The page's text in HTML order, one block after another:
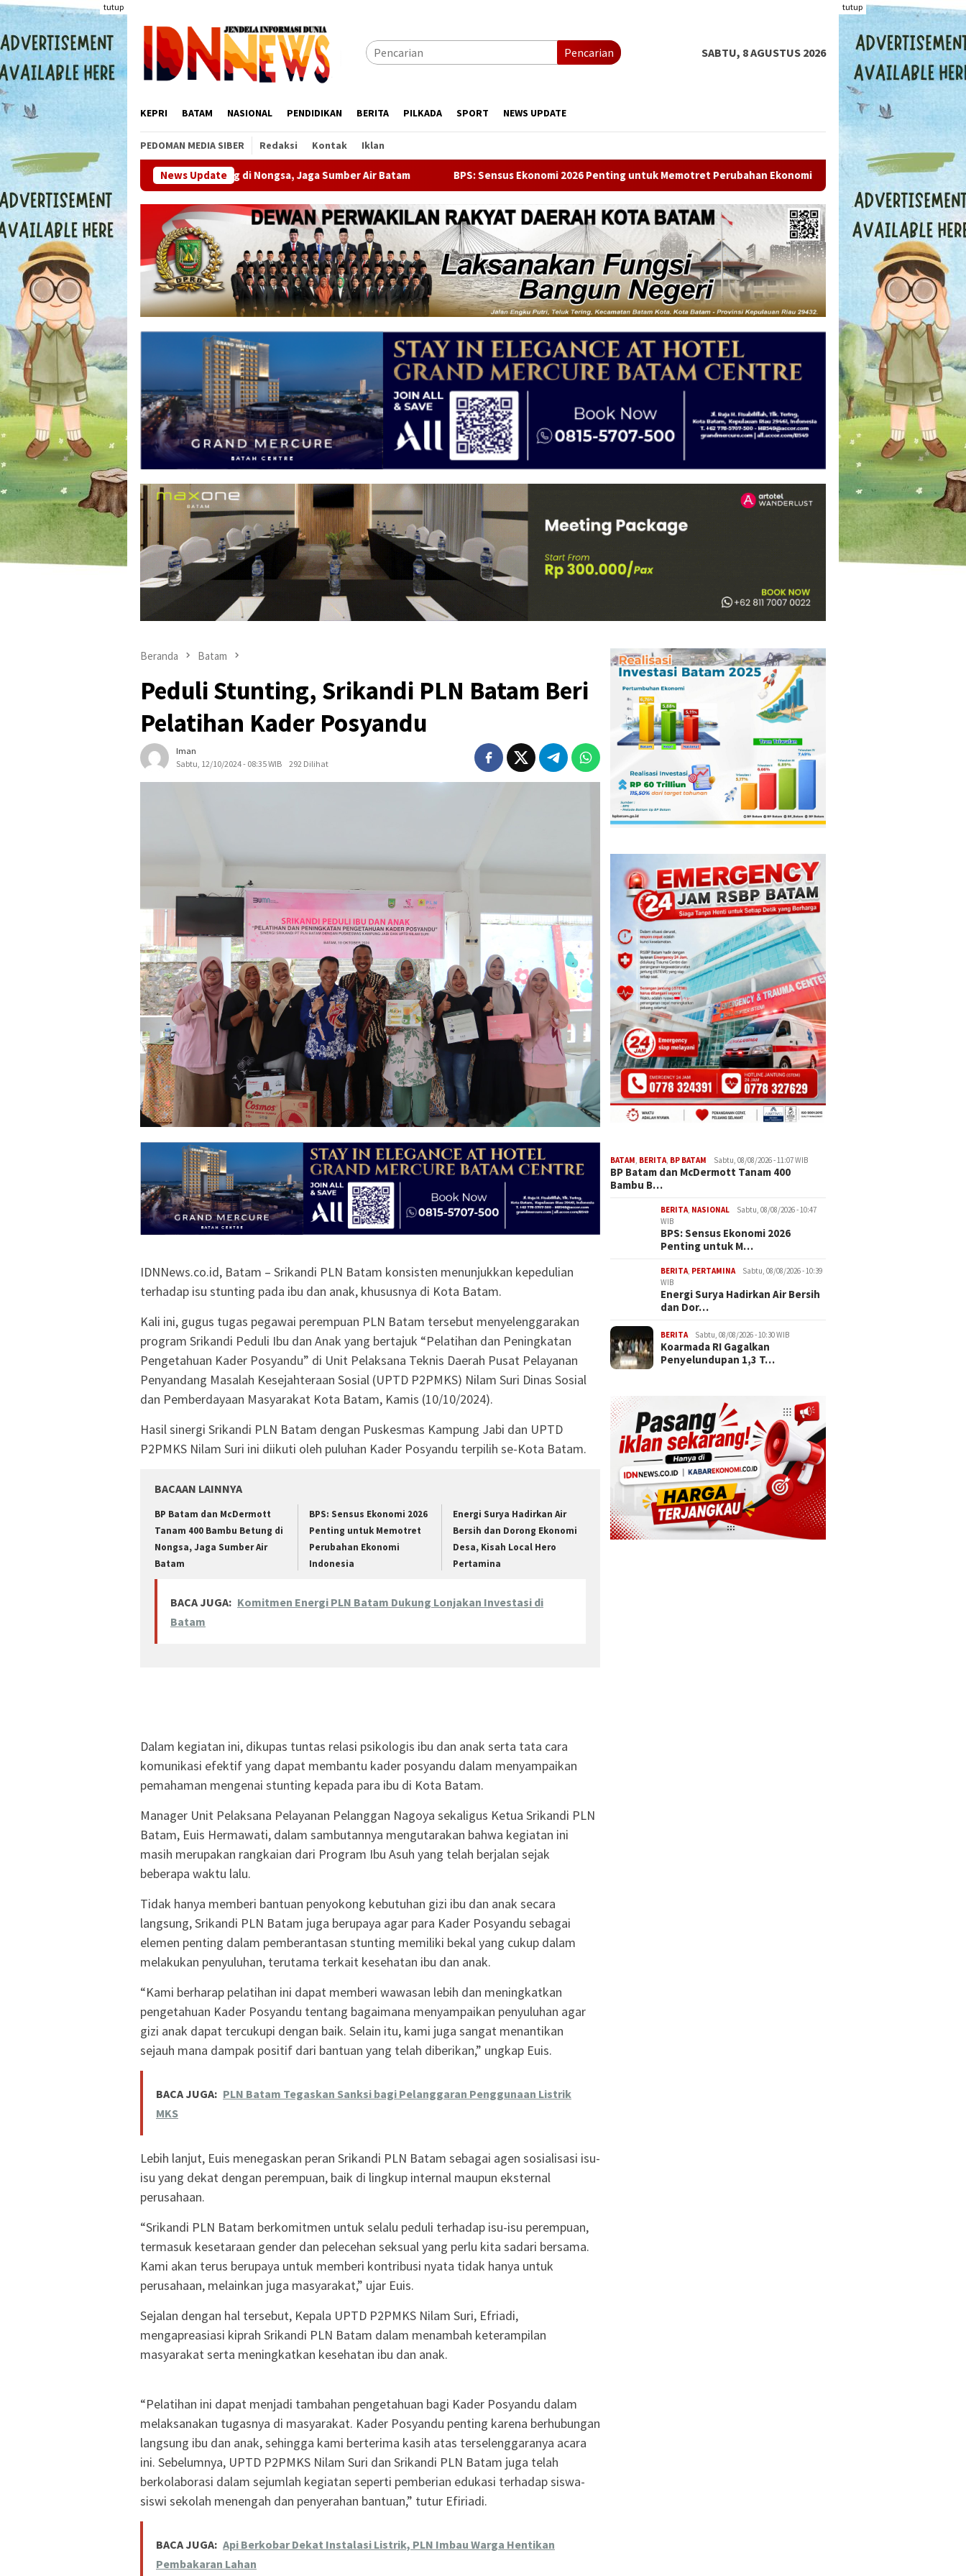
Loncat
ke
konten
tutup tutup
Pencarian SABTU, 8 AGUSTUS 2026
KEPRI BATAM NASIONAL PENDIDIKAN BERITA PILKADA SPORT NEWS UPDATE
PEDOMAN MEDIA SIBER Redaksi Kontak Iklan
News Update
400 Bambu Betung di Nongsa, Jaga Sumber Air Batam BPS: Sensus Ekonomi 2026 Penting untuk Memotret Perubahan Ekonomi Indonesia Energi Surya Hadirkan Air Bersih
Beranda Batam
Peduli Stunting, Srikandi PLN Batam Beri
Pelatihan Kader Posyandu
Iman
Sabtu, 12/10/2024 - 08:35 WIB
292 Dilihat
IDNNews.co.id, Batam – Srikandi PLN Batam konsisten menunjukkan kepedulian
terhadap isu stunting pada ibu dan anak, khususnya di Kota Batam.
Kali ini, gugus tugas pegawai perempuan PLN Batam tersebut menyelenggarakan
program Srikandi Peduli Ibu dan Anak yang bertajuk “Pelatihan dan Peningkatan
Pengetahuan Kader Posyandu” di Unit Pelaksana Teknis Daerah Pusat Pelayanan
Penyandang Masalah Kesejahteraan Sosial (UPTD P2PMKS) Nilam Suri Dinas Sosial
dan Pemberdayaan Masyarakat Kota Batam, Kamis (10/10/2024).
Hasil sinergi Srikandi PLN Batam dengan Puskesmas Kampung Jabi dan UPTD
P2PMKS Nilam Suri ini diikuti oleh puluhan Kader Posyandu terpilih se-Kota Batam.
BACAAN LAINNYA
BP Batam dan McDermott
Tanam 400 Bambu Betung di
Nongsa, Jaga Sumber Air
Batam
BPS: Sensus Ekonomi 2026
Penting untuk Memotret
Perubahan Ekonomi
Indonesia
Energi Surya Hadirkan Air
Bersih dan Dorong Ekonomi
Desa, Kisah Local Hero
Pertamina
BACA JUGA: Komitmen Energi PLN Batam Dukung Lonjakan Investasi di
Batam
Dalam kegiatan ini, dikupas tuntas relasi psikologis ibu dan anak serta tata cara
komunikasi efektif yang dapat membantu kader posyandu dalam menyampaikan
pemahaman mengenai stunting kepada para ibu di Kota Batam.
Manager Unit Pelaksana Pelayanan Pelanggan Nagoya sekaligus Ketua Srikandi PLN
Batam, Euis Hermawati, dalam sambutannya mengutarakan bahwa kegiatan ini
masih merupakan rangkaian dari Program Ibu Asuh yang telah berjalan sejak
beberapa waktu lalu.
Tidak hanya memberi bantuan penyokong kebutuhan gizi ibu dan anak secara
langsung, Srikandi PLN Batam juga berupaya agar para Kader Posyandu sebagai
elemen penting dalam pemberantasan stunting memiliki bekal yang cukup dalam
melakukan penyuluhan, terutama terkait kesehatan ibu dan anak.
“Kami berharap pelatihan ini dapat memberi wawasan lebih dan meningkatkan
pengetahuan Kader Posyandu tentang bagaimana menyampaikan penyuluhan agar
gizi anak dapat tercukupi dengan baik. Selain itu, kami juga sangat menantikan
sejauh mana dampak positif dari bantuan yang telah diberikan,” ungkap Euis.
BACA JUGA: PLN Batam Tegaskan Sanksi bagi Pelanggaran Penggunaan Listrik
MKS
Lebih lanjut, Euis menegaskan peran Srikandi PLN Batam sebagai agen sosialisasi isu-
isu yang dekat dengan perempuan, baik di lingkup internal maupun eksternal
perusahaan.
“Srikandi PLN Batam berkomitmen untuk selalu peduli terhadap isu-isu perempuan,
termasuk kesetaraan gender dan pelecehan seksual yang perlu kita sadari bersama.
Kami akan terus berupaya untuk memberi kontribusi nyata tidak hanya untuk
perusahaan, melainkan juga masyarakat,” ujar Euis.
Sejalan dengan hal tersebut, Kepala UPTD P2PMKS Nilam Suri, Efriadi,
mengapreasiasi kiprah Srikandi PLN Batam dalam menambah keterampilan
masyarakat serta meningkatkan kesehatan ibu dan anak.
“Pelatihan ini dapat menjadi tambahan pengetahuan bagi Kader Posyandu dalam
melaksanakan tugasnya di masyarakat. Kader Posyandu penting karena berhubungan
langsung ibu dan anak, sehingga kami berterima kasih atas terselenggaranya acara
ini. Sebelumnya, UPTD P2PMKS Nilam Suri dan Srikandi PLN Batam juga telah
berkolaborasi dalam sejumlah kegiatan seperti pemberian edukasi terhadap siswa-
siswi sekolah menengah dan penyerahan bantuan,” tutur Efiriadi.
BACA JUGA: Api Berkobar Dekat Instalasi Listrik, PLN Imbau Warga Hentikan
Pembakaran Lahan
BATAM, BERITA, BP BATAM Sabtu, 08/08/2026 - 11:07 WIB
BP Batam dan McDermott Tanam 400
Bambu B…
BERITA, NASIONAL
Sabtu, 08/08/2026 - 10:47
WIB
BPS: Sensus Ekonomi 2026
Penting untuk M…
BERITA, PERTAMINA
Sabtu, 08/08/2026 - 10:39
WIB
Energi Surya Hadirkan Air Bersih
dan Dor…
BERITA Sabtu, 08/08/2026 - 10:30 WIB
Koarmada RI Gagalkan
Penyelundupan 1,3 T…